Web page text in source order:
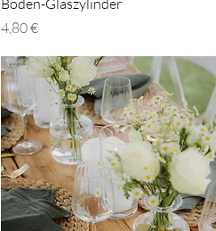
Boden-Glaszylinder
Preis
4,80 €